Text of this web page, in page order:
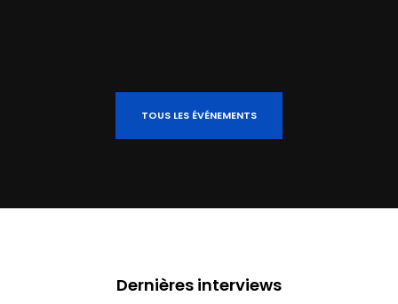
TOUS LES ÉVÉNEMENTS
Dernières interviews